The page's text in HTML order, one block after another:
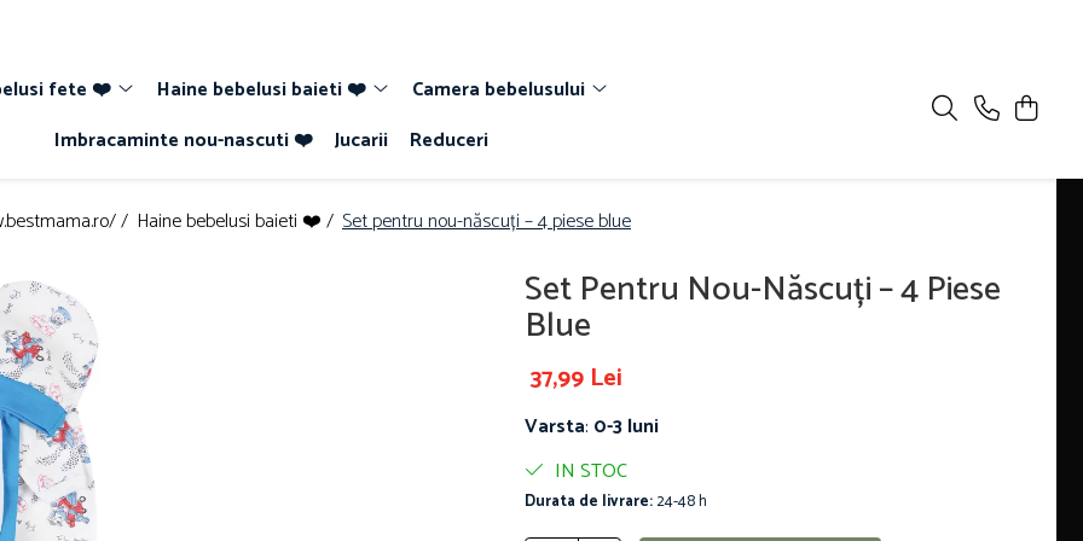
fete ❤️ Haine bebelusi baieti ❤️
Camera bebelusului
Imbracaminte nou-nascuti ❤️
Jucarii Reduceri
/ Haine bebelusi baieti ❤️ / Set pentru nou-născuți – 4 piese blue
Set Pentru Nou-Născuți – 4 Piese
Blue
37,99 Lei
Varsta: 0-3 luni
IN STOC
Durata de livrare:24-48 h